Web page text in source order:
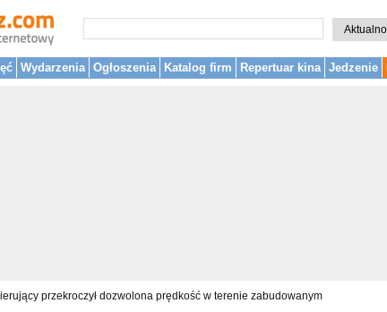
Wydarzenia Ogłoszenia Katalog firm Repertuar kina Jedzenie
przekroczył dozwolona prędkość w terenie zabudowanym